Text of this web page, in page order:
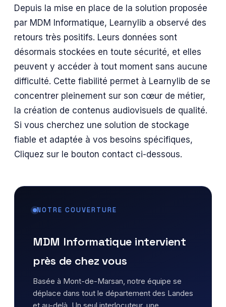
Depuis la mise en place de la solution proposée
par MDM Informatique, Learnylib a observé des
retours très positifs. Leurs données sont
désormais stockées en toute sécurité, et elles
peuvent y accéder à tout moment sans aucune
difficulté. Cette fiabilité permet à Learnylib de se
concentrer pleinement sur son cœur de métier,
la création de contenus audiovisuels de qualité.
Si vous cherchez une solution de stockage
fiable et adaptée à vos besoins spécifiques,
Cliquez sur le bouton contact ci-dessous.
NOTRE COUVERTURE
MDM Informatique intervient
près de chez vous
Basée à Mont-de-Marsan, notre équipe se
déplace dans tout le département des Landes
et au-delà. Un seul interlocuteur, une